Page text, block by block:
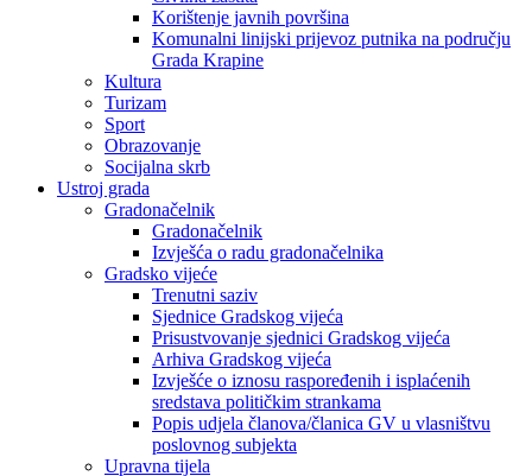
Korištenje javnih površina
Komunalni linijski prijevoz putnika na području
Grada Krapine
Kultura
Turizam
Sport
Obrazovanje
Socijalna skrb
Ustroj grada
Gradonačelnik
Gradonačelnik
Izvješća o radu gradonačelnika
Gradsko vijeće
Trenutni saziv
Sjednice Gradskog vijeća
Prisustvovanje sjednici Gradskog vijeća
Arhiva Gradskog vijeća
Izvješće o iznosu raspoređenih i isplaćenih
sredstava političkim strankama
Popis udjela članova/članica GV u vlasništvu
poslovnog subjekta
Upravna tijela